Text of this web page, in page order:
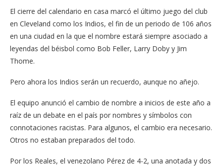
El cierre del calendario en casa marcó el último juego del club
en Cleveland como los Indios, el fin de un periodo de 106 años
en una ciudad en la que el nombre estará siempre asociado a
leyendas del béisbol como Bob Feller, Larry Doby y Jim
Thome.
Pero ahora los Indios serán un recuerdo, aunque no añejo.
El equipo anunció el cambio de nombre a inicios de este año a
raíz de un debate en el país por nombres y símbolos con
connotaciones racistas. Para algunos, el cambio era necesario.
Otros no estaban preparados del todo.
Por los Reales, el venezolano Pérez de 4-2, una anotada y dos